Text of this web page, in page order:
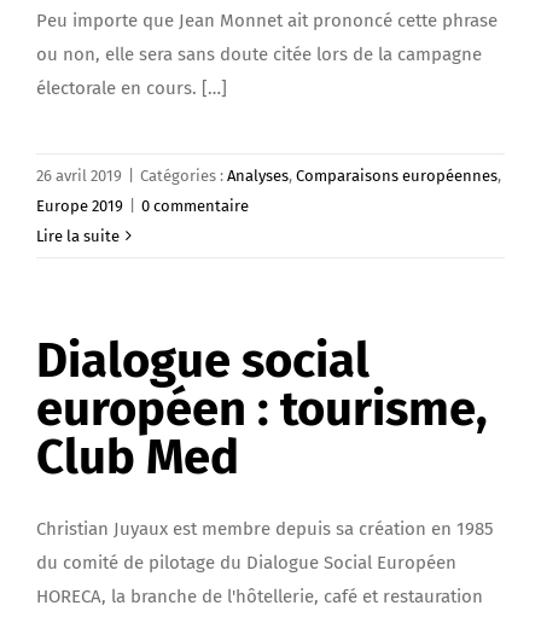
Peu importe que Jean Monnet ait prononcé cette phrase
ou non, elle sera sans doute citée lors de la campagne
électorale en cours. […]
26 avril 2019 Catégories : Analyses, Comparaisons européennes,
Europe 2019
0 commentaire
Lire la suite
Dialogue social
européen : tourisme,
Club Med
Christian Juyaux est membre depuis sa création en 1985
du comité de pilotage du Dialogue Social Européen
HORECA, la branche de l'hôtellerie, café et restauration